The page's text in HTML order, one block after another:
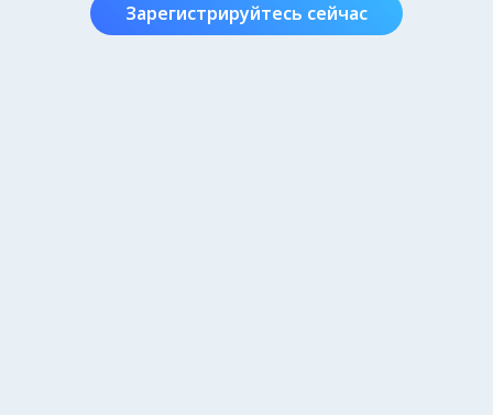
Зарегистрируйтесь сейчас